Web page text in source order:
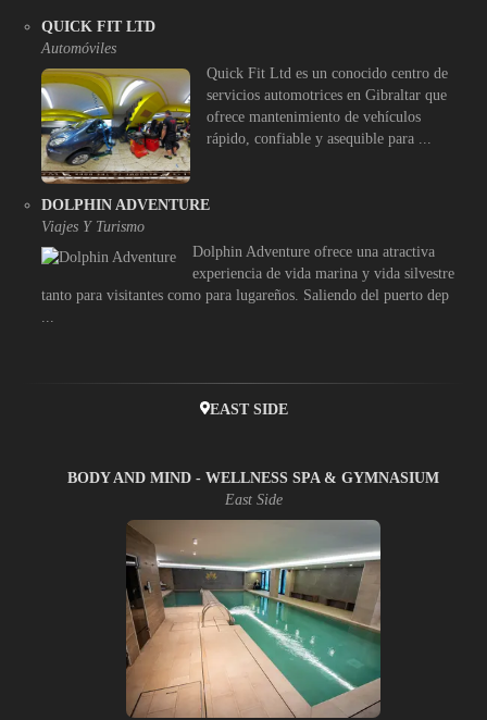
QUICK FIT LTD
Automóviles
Quick Fit Ltd es un conocido centro de
servicios automotrices en Gibraltar que
ofrece mantenimiento de vehículos
rápido, confiable y asequible para ...
DOLPHIN ADVENTURE
Viajes Y Turismo
Dolphin Adventure ofrece una atractiva
experiencia de vida marina y vida silvestre
tanto para visitantes como para lugareños. Saliendo del puerto dep
EAST SIDE
BODY AND MIND - WELLNESS SPA & GYMNASIUM
East Side